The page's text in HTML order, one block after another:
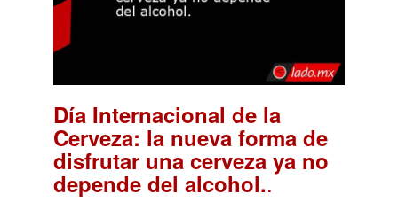
Día Internacional de la
Cerveza: la nueva forma de
disfrutar una cerveza ya no
depende del alcohol..